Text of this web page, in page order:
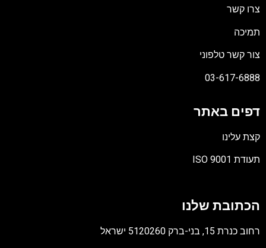
צרו קשר
תמיכה
צור קשר טלפוני
03-617-6888
דפים באתר
קצת עלינו
תעודת ISO 9001
PDF
הכתובת שלנו
רחוב כנרת 15, בני-ברק 5120260 ישראל